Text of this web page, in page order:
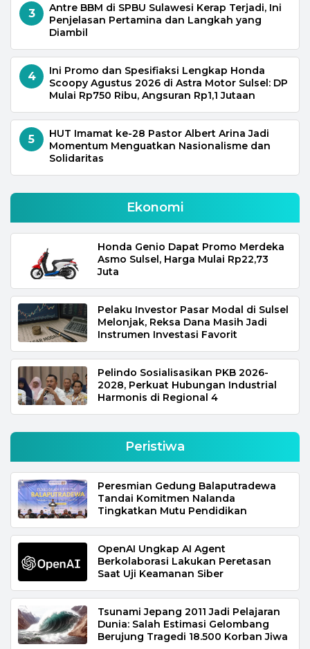
3
Antre BBM di SPBU Sulawesi Kerap Terjadi, Ini
Penjelasan Pertamina dan Langkah yang
Diambil
4
Ini Promo dan Spesifiaksi Lengkap Honda
Scoopy Agustus 2026 di Astra Motor Sulsel: DP
Mulai Rp750 Ribu, Angsuran Rp1,1 Jutaan
5
HUT Imamat ke-28 Pastor Albert Arina Jadi
Momentum Menguatkan Nasionalisme dan
Solidaritas
Ekonomi
Honda Genio Dapat Promo Merdeka
Asmo Sulsel, Harga Mulai Rp22,73
Juta
Pelaku Investor Pasar Modal di Sulsel
Melonjak, Reksa Dana Masih Jadi
Instrumen Investasi Favorit
Pelindo Sosialisasikan PKB 2026-
2028, Perkuat Hubungan Industrial
Harmonis di Regional 4
Peristiwa
Peresmian Gedung Balaputradewa
Tandai Komitmen Nalanda
Tingkatkan Mutu Pendidikan
OpenAI Ungkap AI Agent
Berkolaborasi Lakukan Peretasan
Saat Uji Keamanan Siber
Tsunami Jepang 2011 Jadi Pelajaran
Dunia: Salah Estimasi Gelombang
Berujung Tragedi 18.500 Korban Jiwa